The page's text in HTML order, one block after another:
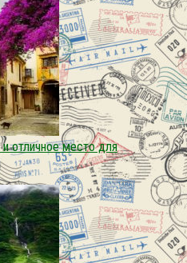
отличное место для